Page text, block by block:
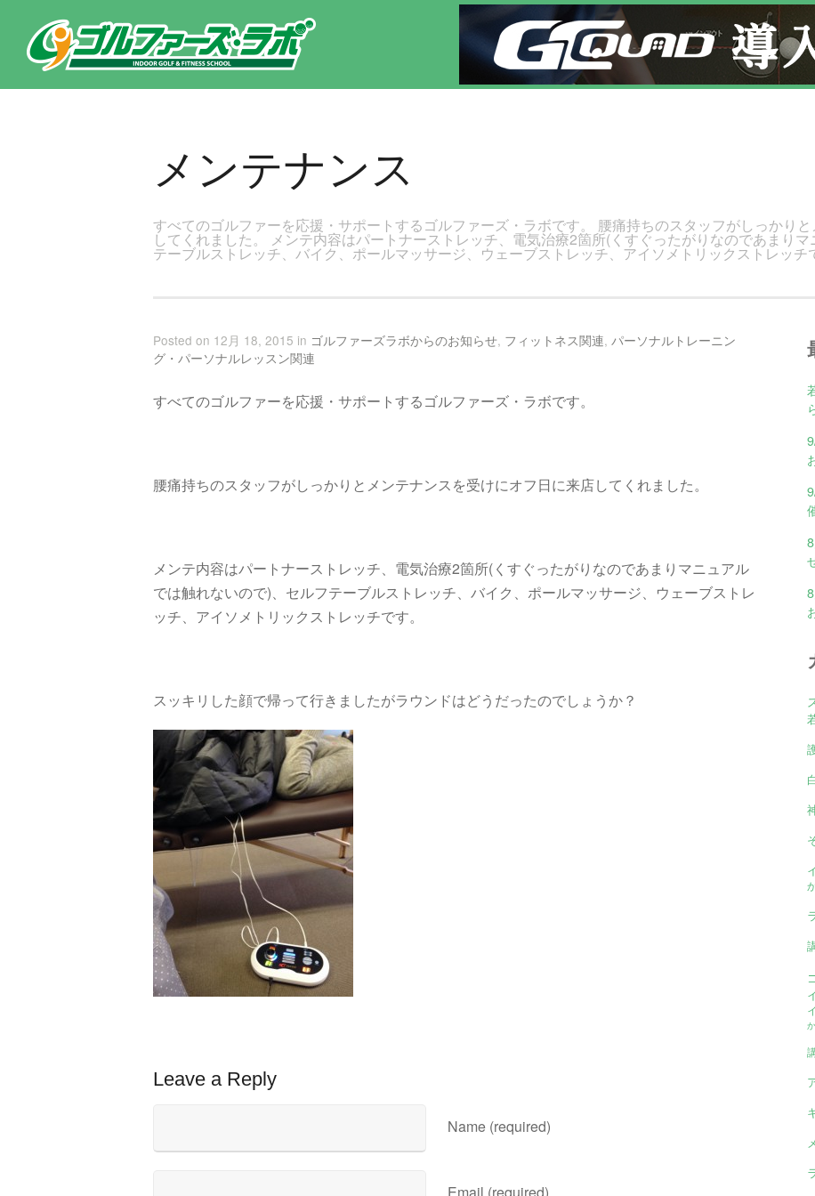
メンテナンス
すべてのゴルファーを応援・サポートするゴルファーズ・ラボです。 腰痛持ちのスタッフがしっかり
してくれました。 メンテ内容はパートナーストレッチ、電気治療2箇所(くすぐったがりなのであまり
テーブルストレッチ、バイク、ポールマッサージ、ウェーブストレッチ、アイソメトリックストレッチ
Posted on 12月 18, 2015 in ゴルファーズラボからのお知らせ, フィットネス関連, パーソナルトレーニン
グ・パーソナルレッスン関連
すべてのゴルファーを応援・サポートするゴルファーズ・ラボです。
腰痛持ちのスタッフがしっかりとメンテナンスを受けにオフ日に来店してくれました。
メンテ内容はパートナーストレッチ、電気治療2箇所(くすぐったがりなのであまりマニュアル
では触れないので)、セルフテーブルストレッチ、バイク、ポールマッサージ、ウェーブストレ
ッチ、アイソメトリックストレッチです。
スッキリした顔で帰って行きましたがラウンドはどうだったのでしょうか？
Leave a Reply
Name (required)